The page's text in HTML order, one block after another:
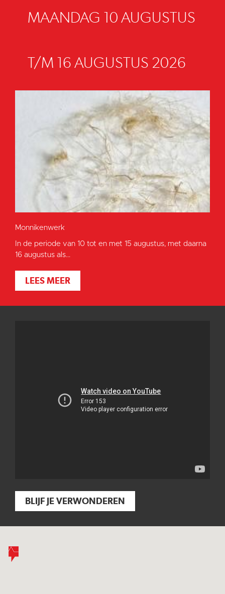
MAANDAG 10 AUGUSTUS
T/M 16 AUGUSTUS 2026
Monnikenwerk
In de periode van 10 tot en met 15 augustus, met daarna
16 augustus als...
LEES MEER
BLIJF JE VERWONDEREN